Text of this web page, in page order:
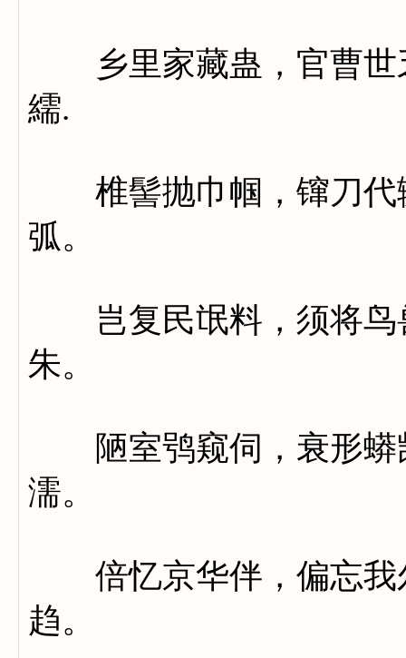
乡里家藏蛊，官曹世
繻.
椎髻抛巾帼，镩刀代
弧。
岂复民氓料，须将鸟
朱。
陋室鸮窥伺，衰形蟒
濡。
倍忆京华伴，偏忘我
趋。